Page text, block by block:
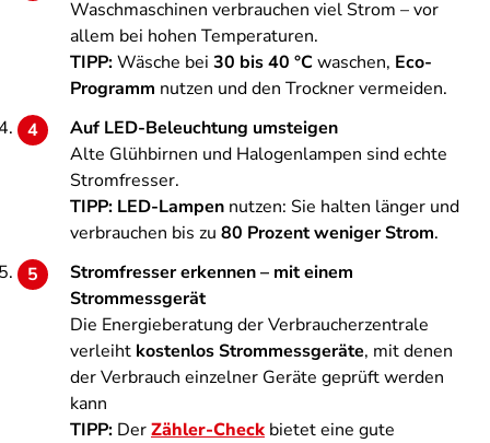
Waschmaschinen verbrauchen viel Strom – vor
allem bei hohen Temperaturen.
TIPP:Wäsche bei 30 bis 40 °Cwaschen, Eco-
Programm nutzen und den Trockner vermeiden.
Auf LED-Beleuchtung umsteigen
Alte Glühbirnen und Halogenlampen sind echte
Stromfresser.
TIPP: LED-Lampen nutzen: Sie halten länger und
verbrauchen bis zu 80 Prozent weniger Strom.
Stromfresser erkennen – mit einem
Strommessgerät
Die Energieberatung der Verbraucherzentrale
verleiht kostenlos Strommessgeräte, mit denen
der Verbrauch einzelner Geräte geprüft werden
kann
TIPP: DerZähler-Check bietet eine gute